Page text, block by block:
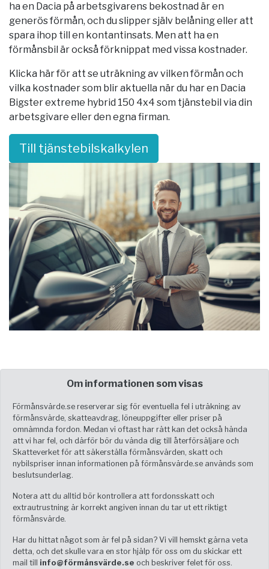
ha en Dacia på arbetsgivarens bekostnad är en
generös förmån, och du slipper själv belåning eller att
spara ihop till en kontantinsats. Men att ha en
förmånsbil är också förknippat med vissa kostnader.
Klicka här för att se uträkning av vilken förmån och
vilka kostnader som blir aktuella när du har en Dacia
Bigster extreme hybrid 150 4x4 som tjänstebil via din
arbetsgivare eller den egna firman.
Till tjänstebilskalkylen
Om informationen som visas
Förmånsvärde.se reserverar sig för eventuella fel i uträkning av
förmånsvärde, skatteavdrag, löneuppgifter eller priser på
omnämnda fordon. Medan vi oftast har rätt kan det också hända
att vi har fel, och därför bör du vända dig till återförsäljare och
Skatteverket för att säkerställa förmånsvärden, skatt och
nybilspriser innan informationen på förmånsvärde.se används som
beslutsunderlag.
Notera att du alltid bör kontrollera att fordonsskatt och
extrautrustning är korrekt angiven innan du tar ut ett riktigt
förmånsvärde.
Har du hittat något som är fel på sidan? Vi vill hemskt gärna veta
detta, och det skulle vara en stor hjälp för oss om du skickar ett
mail till info@förmånsvärde.se och beskriver felet för oss.